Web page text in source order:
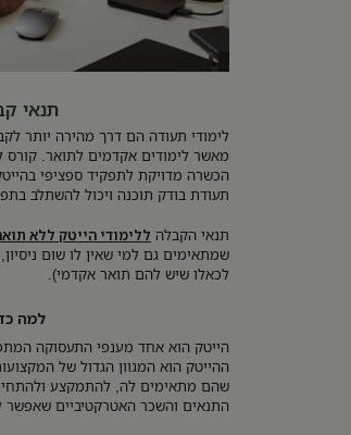
תנאי
לימודי תעודה הם דרך מהירה יותר
מאשר לימודים אקדמים לתואר. קורס
תעודת בודק תוכנה ויכול להשתלב
תנאי הקבלה ללימודי הייטק ללא
שמתאימים גם למי שאין לו שום
לכאלו שיש להם תואר אקדמי).
למה
הייטק הוא אחד מענפי התעסוקה
ההייטק הוא המגוון הגדול של
שהם מתאימים לה, להתמקצע
התנאים והשכר האטרקטיביים שאפשר